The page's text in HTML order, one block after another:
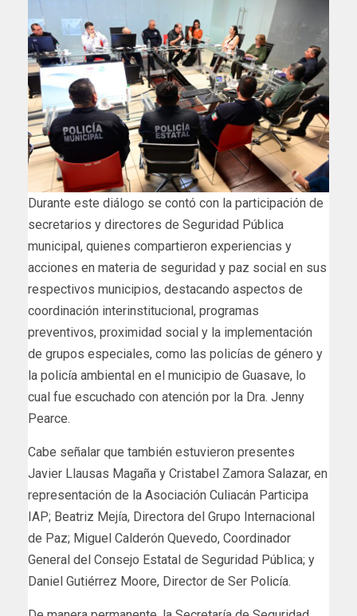
Durante este diálogo se contó con la participación de
secretarios y directores de Seguridad Pública
municipal, quienes compartieron experiencias y
acciones en materia de seguridad y paz social en sus
respectivos municipios, destacando aspectos de
coordinación interinstitucional, programas
preventivos, proximidad social y la implementación
de grupos especiales, como las policías de género y
la policía ambiental en el municipio de Guasave, lo
cual fue escuchado con atención por la Dra. Jenny
Pearce.
Cabe señalar que también estuvieron presentes
Javier Llausas Magaña y Cristabel Zamora Salazar, en
representación de la Asociación Culiacán Participa
IAP; Beatriz Mejía, Directora del Grupo Internacional
de Paz; Miguel Calderón Quevedo, Coordinador
General del Consejo Estatal de Seguridad Pública; y
Daniel Gutiérrez Moore, Director de Ser Policía.